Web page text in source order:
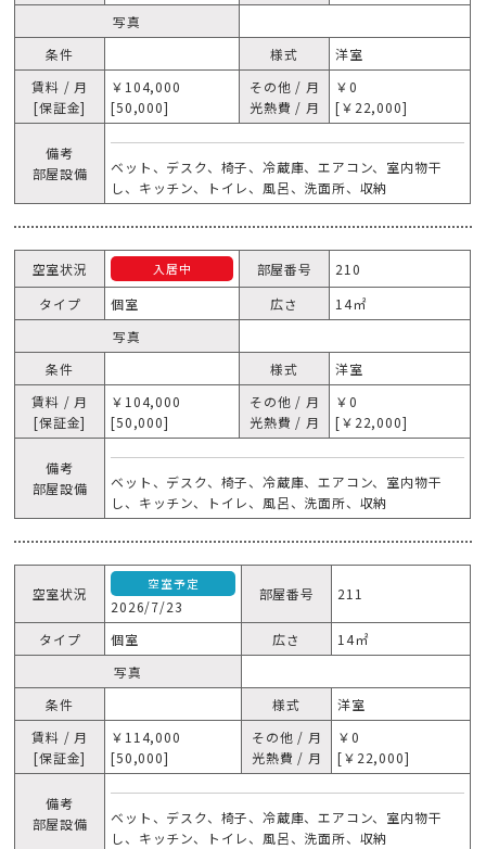
写真
条件
様式
洋室
賃料 / 月
[保証金]
￥104,000
[50,000]
その他 / 月
光熱費 / 月
￥0
[￥22,000]
備考
部屋設備
ベット、デスク、椅子、冷蔵庫、エアコン、室内物干
し、キッチン、トイレ、風呂、洗面所、収納
空室状況 入居中 部屋番号
210
タイプ
個室 広さ
14㎡
写真
条件
様式
洋室
賃料 / 月
[保証金]
￥104,000
[50,000]
その他 / 月
光熱費 / 月
￥0
[￥22,000]
備考
部屋設備
ベット、デスク、椅子、冷蔵庫、エアコン、室内物干
し、キッチン、トイレ、風呂、洗面所、収納
空室状況
空室予定
2026/7/23
部屋番号 211
タイプ 個室 広さ
14㎡
写真
条件
様式
洋室
賃料 / 月
[保証金]
￥114,000
[50,000]
その他 / 月
光熱費 / 月
￥0
[￥22,000]
備考
部屋設備
ベット、デスク、椅子、冷蔵庫、エアコン、室内物干
し、キッチン、トイレ、風呂、洗面所、収納